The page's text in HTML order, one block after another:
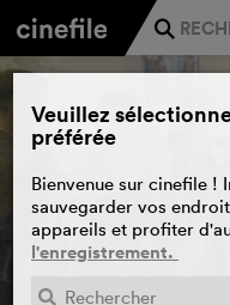
j
Veuillez
préférée
Bienvenue sur cinefile !
sauvegarder vos
appareils et profiter
l'enregistrement.